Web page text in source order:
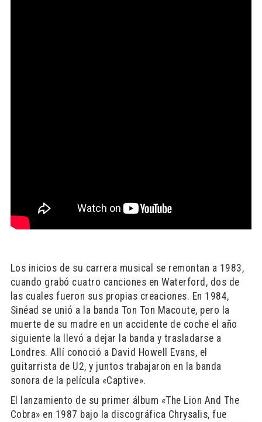
Los inicios de su carrera musical se remontan a 1983,
cuando grabó cuatro canciones en Waterford, dos de
las cuales fueron sus propias creaciones. En 1984,
Sinéad se unió a la banda Ton Ton Macoute, pero la
muerte de su madre en un accidente de coche el año
siguiente la llevó a dejar la banda y trasladarse a
Londres. Allí conoció a David Howell Evans, el
guitarrista de U2, y juntos trabajaron en la banda
sonora de la película «Captive».
El lanzamiento de su primer álbum «The Lion And The
Cobra» en 1987 bajo la discográfica Chrysalis, fue